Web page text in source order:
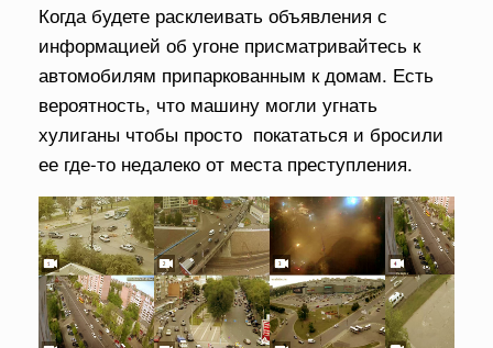
Когда будете расклеивать объявления с
информацией об угоне присматривайтесь к
автомобилям припаркованным к домам. Есть
вероятность, что машину могли угнать
хулиганы чтобы просто покататься и бросили
ее где-то недалеко от места преступления.